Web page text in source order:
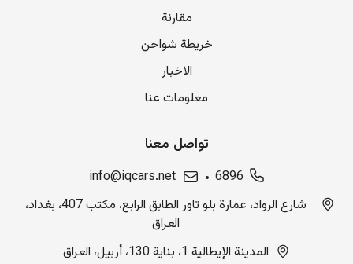
مقارنة
خريطة شواحن
الاخبار
معلومات عنا
تواصل معنا
6896
info@iqcars.net
شارع الرواد، عمارة بلو تاور الطابق الرابع، مكتب 407، بغداد،
العراق
المدينة الإيطالية 1، بناية 130، أربيل، العراق